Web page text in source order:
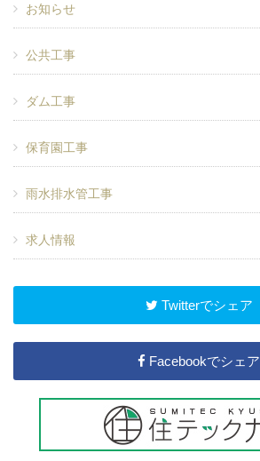
お知らせ
公共工事
ダム工事
保育園工事
雨水排水管工事
求人情報
Twitterでシェア
Facebookでシェア